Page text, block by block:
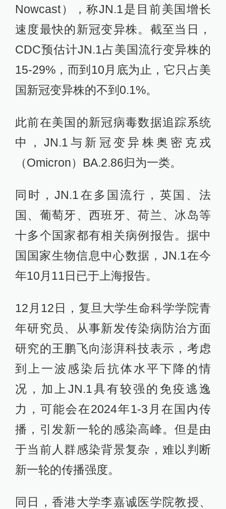
Nowcast），称JN.1是目前美国增长
速度最快的新冠变异株。截至当日，
CDC预估计JN.1占美国流行变异株的
15-29%，而到10月底为止，它只占美
国新冠变异株的不到0.1%。
此前在美国的新冠病毒数据追踪系统
中，JN.1与新冠变异株奥密克戎
（Omicron）BA.2.86归为一类。
同时，JN.1在多国流行，英国、法
国、葡萄牙、西班牙、荷兰、冰岛等
十多个国家都有相关病例报告。据中
国国家生物信息中心数据，JN.1在今
年10月11日已于上海报告。
12月12日，复旦大学生命科学学院青
年研究员、从事新发传染病防治方面
研究的王鹏飞向澎湃科技表示，考虑
到上一波感染后抗体水平下降的情
况，加上JN.1具有较强的免疫逃逸
力，可能会在2024年1-3月在国内传
播，引发新一轮的感染高峰。但是由
于当前人群感染背景复杂，难以判断
新一轮的传播强度。
同日，香港大学李嘉诚医学院教授、